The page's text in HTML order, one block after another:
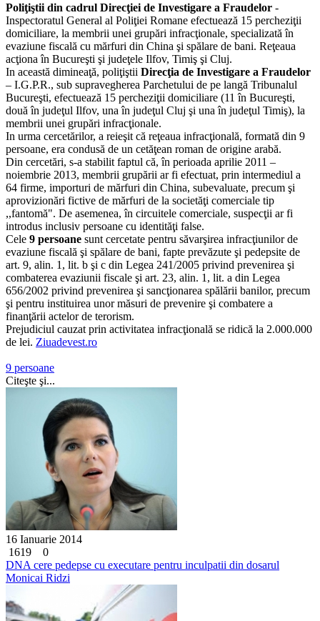
Poliţiştii din cadrul Direcţiei de Investigare a Fraudelor -
Inspectoratul General al Poliţiei Romane efectuează 15 percheziţii
domiciliare, la membrii unei grupări infracţionale, specializată în
evaziune fiscală cu mărfuri din China şi spălare de bani. Reţeaua
acţiona în Bucureşti şi judeţele Ilfov, Timiş şi Cluj.
In această dimineaţă, poliţiştii Direcţia de Investigare a Fraudelor
– I.G.P.R., sub supravegherea Parchetului de pe langă Tribunalul
Bucureşti, efectuează 15 percheziţii domiciliare (11 în Bucureşti,
două în judeţul Ilfov, una în judeţul Cluj şi una în judeţul Timiş), la
membrii unei grupări infracţionale.
In urma cercetărilor, a reieşit că reţeaua infracţională, formată din 9
persoane, era condusă de un cetăţean roman de origine arabă.
Din cercetări, s-a stabilit faptul că, în perioada aprilie 2011 –
noiembrie 2013, membrii grupării ar fi efectuat, prin intermediul a
64 firme, importuri de mărfuri din China, subevaluate, precum şi
aprovizionări fictive de mărfuri de la societăţi comerciale tip
,,fantomă". De asemenea, în circuitele comerciale, suspecţii ar fi
introdus inclusiv persoane cu identităţi false.
Cele 9 persoane sunt cercetate pentru săvarşirea infracţiunilor de
evaziune fiscală şi spălare de bani, fapte prevăzute şi pedepsite de
art. 9, alin. 1, lit. b şi c din Legea 241/2005 privind prevenirea şi
combaterea evaziunii fiscale şi art. 23, alin. 1, lit. a din Legea
656/2002 privind prevenirea şi sancţionarea spălării banilor, precum
şi pentru instituirea unor măsuri de prevenire şi combatere a
finanţării actelor de terorism.
Prejudiciul cauzat prin activitatea infracţională se ridică la 2.000.000
de lei. Ziuadevest.ro
9 persoane
Citeşte şi...
16 Ianuarie 2014
1619
0
DNA cere pedepse cu executare pentru inculpatii din dosarul
Monicai Ridzi